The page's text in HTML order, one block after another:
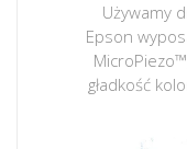
Używamy
Epson
gładkość